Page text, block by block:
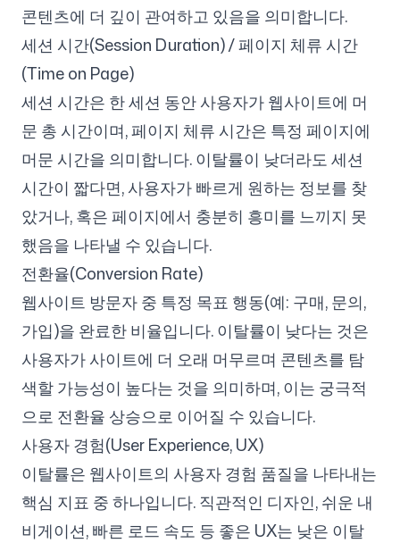
콘텐츠에 더 깊이 관여하고 있음을 의미합니다.
세션 시간(Session Duration) / 페이지 체류 시간
(Time on Page)
세션 시간은 한 세션 동안 사용자가 웹사이트에 머
문 총 시간이며, 페이지 체류 시간은 특정 페이지에
머문 시간을 의미합니다. 이탈률이 낮더라도 세션
시간이 짧다면, 사용자가 빠르게 원하는 정보를 찾
았거나, 혹은 페이지에서 충분히 흥미를 느끼지 못
했음을 나타낼 수 있습니다.
전환율(Conversion Rate)
웹사이트 방문자 중 특정 목표 행동(예: 구매, 문의,
가입)을 완료한 비율입니다. 이탈률이 낮다는 것은
사용자가 사이트에 더 오래 머무르며 콘텐츠를 탐
색할 가능성이 높다는 것을 의미하며, 이는 궁극적
으로 전환율 상승으로 이어질 수 있습니다.
사용자 경험(User Experience, UX)
이탈률은 웹사이트의 사용자 경험 품질을 나타내는
핵심 지표 중 하나입니다. 직관적인 디자인, 쉬운 내
비게이션, 빠른 로드 속도 등 좋은 UX는 낮은 이탈